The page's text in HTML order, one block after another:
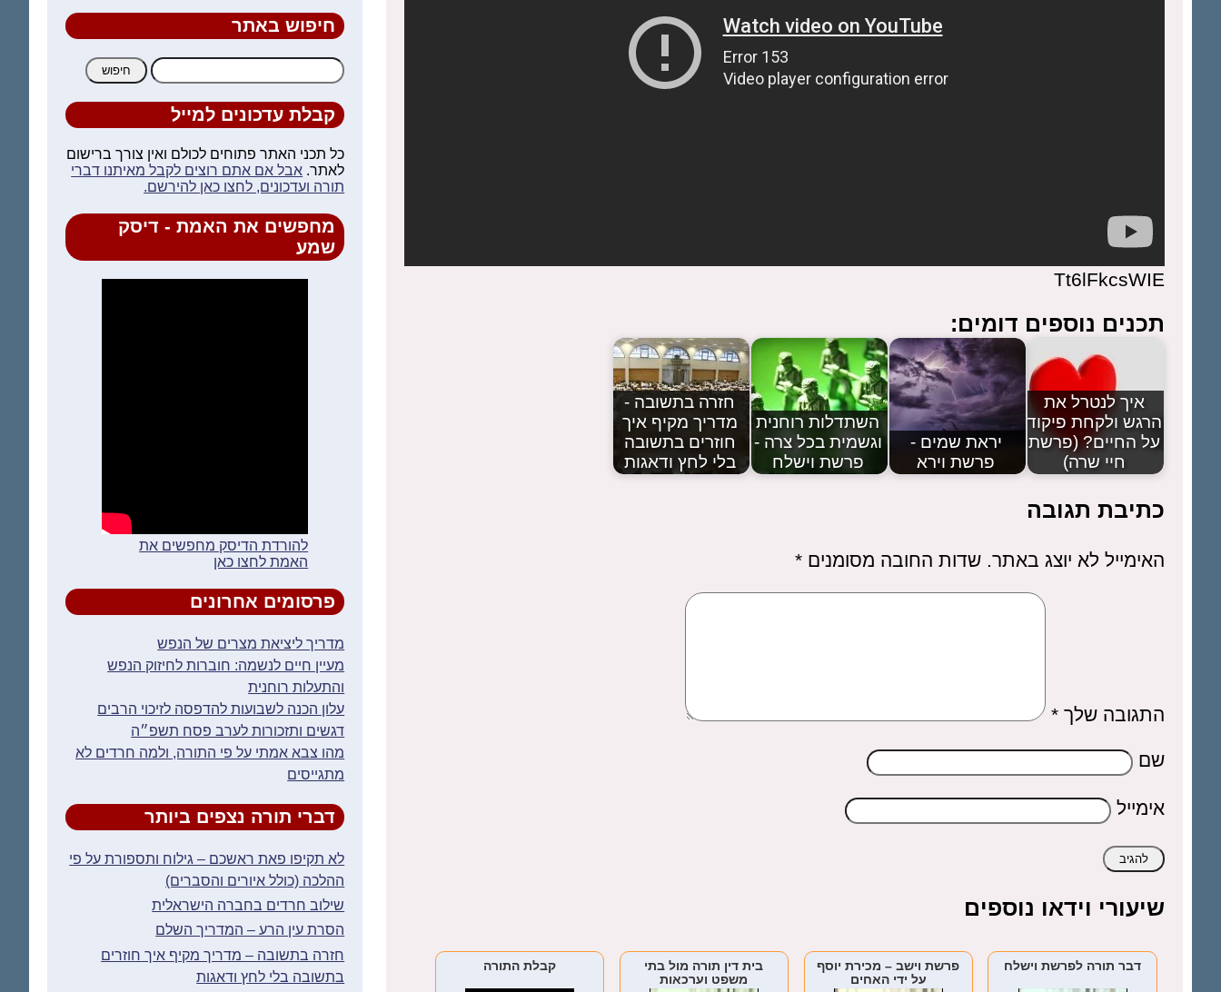
Tt6lFkcsWIE
תכנים נוספים דומים:
איך לנטרל את
הרגש ולקחת פיקוד
על החיים? (פרשת
חיי שרה)
יראת שמים -
פרשת וירא
השתדלות רוחנית
וגשמית בכל צרה -
פרשת וישלח
חזרה בתשובה -
מדריך מקיף איך
חוזרים בתשובה
בלי לחץ ודאגות
כתיבת תגובה
האימייל לא יוצג באתר. שדות החובה מסומנים *
התגובה שלך *
שם
אימייל
שיעורי וידאו נוספים
דבר תורה לפרשת וישלח
פרשת וישב – מכירת יוסף
על ידי האחים
בית דין תורה מול בתי
משפט וערכאות
קבלת התורה
חיפוש באתר
חיפוש:
קבלת עדכונים למייל
כל תכני האתר פתוחים לכולם ואין צורך ברישום
לאתר. אבל אם אתם רוצים לקבל מאיתנו דברי
תורה ועדכונים, לחצו כאן להירשם.
מחפשים את האמת - דיסק
שמע
להורדת הדיסק מחפשים את
האמת לחצו כאן
פרסומים אחרונים
מדריך ליציאת מצרים של הנפש
מעיין חיים לנשמה: חוברות לחיזוק הנפש
והתעלות רוחנית
עלון הכנה לשבועות להדפסה לזיכוי הרבים
דגשים ותזכורות לערב פסח תשפ״ה
מהו צבא אמתי על פי התורה, ולמה חרדים לא
מתגייסים
דברי תורה נצפים ביותר
לא תקיפו פאת ראשכם – גילוח ותספורת על פי
ההלכה (כולל איורים והסברים)
שילוב חרדים בחברה הישראלית
הסרת עין הרע – המדריך השלם
חזרה בתשובה – מדריך מקיף איך חוזרים
בתשובה בלי לחץ ודאגות